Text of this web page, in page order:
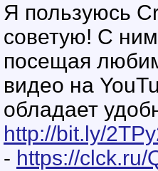
Я пользуюсь
советую! С
посещая
видео на
обладает
http://bit.ly/
- https://clck.ru/